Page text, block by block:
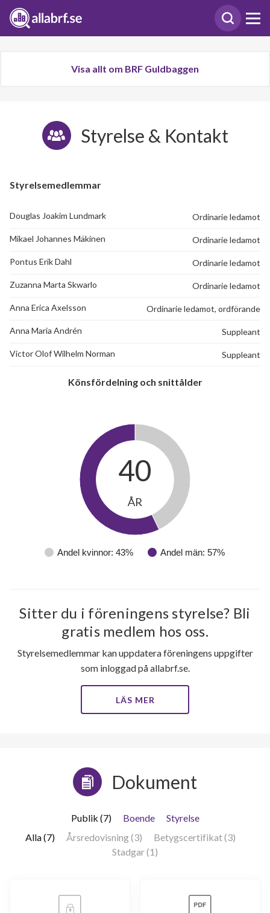
Visa allt om BRF Guldbaggen
Styrelse & Kontakt
Styrelsemedlemmar
Douglas Joakim Lundmark Ordinarie ledamot
Mikael Johannes Mäkinen Ordinarie ledamot
Pontus Erik Dahl Ordinarie ledamot
Zuzanna Marta Skwarlo Ordinarie ledamot
Anna Erica Axelsson Ordinarie ledamot, ordförande
Anna Maria Andrén Suppleant
Victor Olof Wilhelm Norman Suppleant
Könsfördelning och snittålder
Andel kvinnor: 43% Andel män: 57%
40
ÅR
Sitter du i föreningens styrelse? Bli
gratis medlem hos oss.
Styrelsemedlemmar kan uppdatera föreningens uppgifter
som inloggad på allabrf.se.
LÄS MER
Dokument
Publik (7) Boende
Styrelse
Alla (7)
Årsredovisning (3)
Betygscertifikat (3)
Stadgar (1)